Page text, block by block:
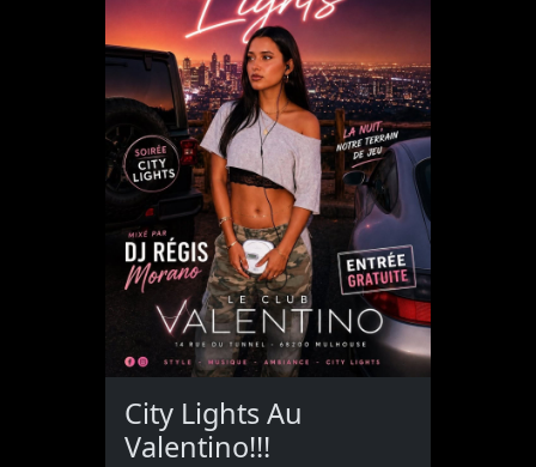
City Lights Au
Valentino!!!